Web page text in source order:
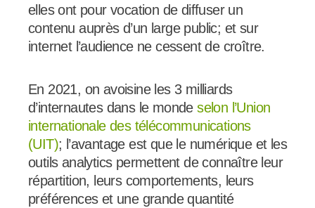
elles ont pour vocation de diffuser un
contenu auprès d’un large public; et sur
internet l’audience ne cessent de croître.
En 2021, on avoisine les 3 milliards
d’internautes dans le mondeselon l’Union
internationale des télécommunications
(UIT); l’avantage est que le numérique et les
outils analytics permettent de connaître leur
répartition, leurs comportements, leurs
préférences et une grande quantité